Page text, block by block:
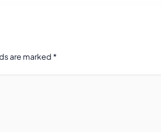
are marked *